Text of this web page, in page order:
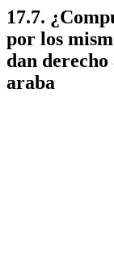
17.7.
por los
dan
araba